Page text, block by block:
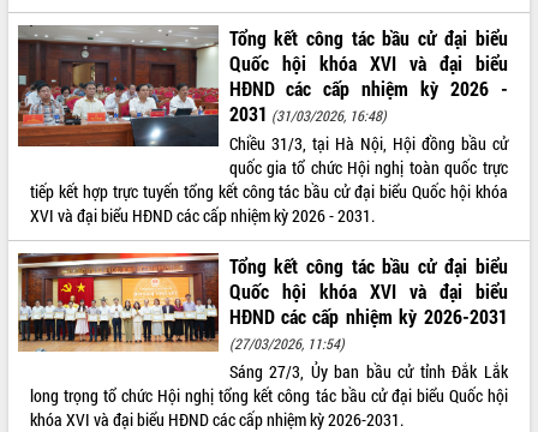
Tổng kết công tác bầu cử đại biểu
Quốc hội khóa XVI và đại biểu
HĐND các cấp nhiệm kỳ 2026 -
2031 (31/03/2026, 16:48)
Chiều 31/3, tại Hà Nội, Hội đồng bầu cử
quốc gia tổ chức Hội nghị toàn quốc trực
tiếp kết hợp trực tuyến tổng kết công tác bầu cử đại biểu Quốc hội khóa
XVI và đại biểu HĐND các cấp nhiệm kỳ 2026 - 2031.
Tổng kết công tác bầu cử đại biểu
Quốc hội khóa XVI và đại biểu
HĐND các cấp nhiệm kỳ 2026-2031
(27/03/2026, 11:54)
Sáng 27/3, Ủy ban bầu cử tỉnh Đắk Lắk
long trọng tổ chức Hội nghị tổng kết công tác bầu cử đại biểu Quốc hội
khóa XVI và đại biểu HĐND các cấp nhiệm kỳ 2026-2031.